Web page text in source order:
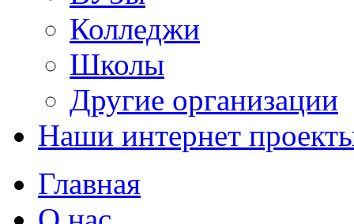
Колледжи
Школы
Другие организации
Наши интернет
Главная